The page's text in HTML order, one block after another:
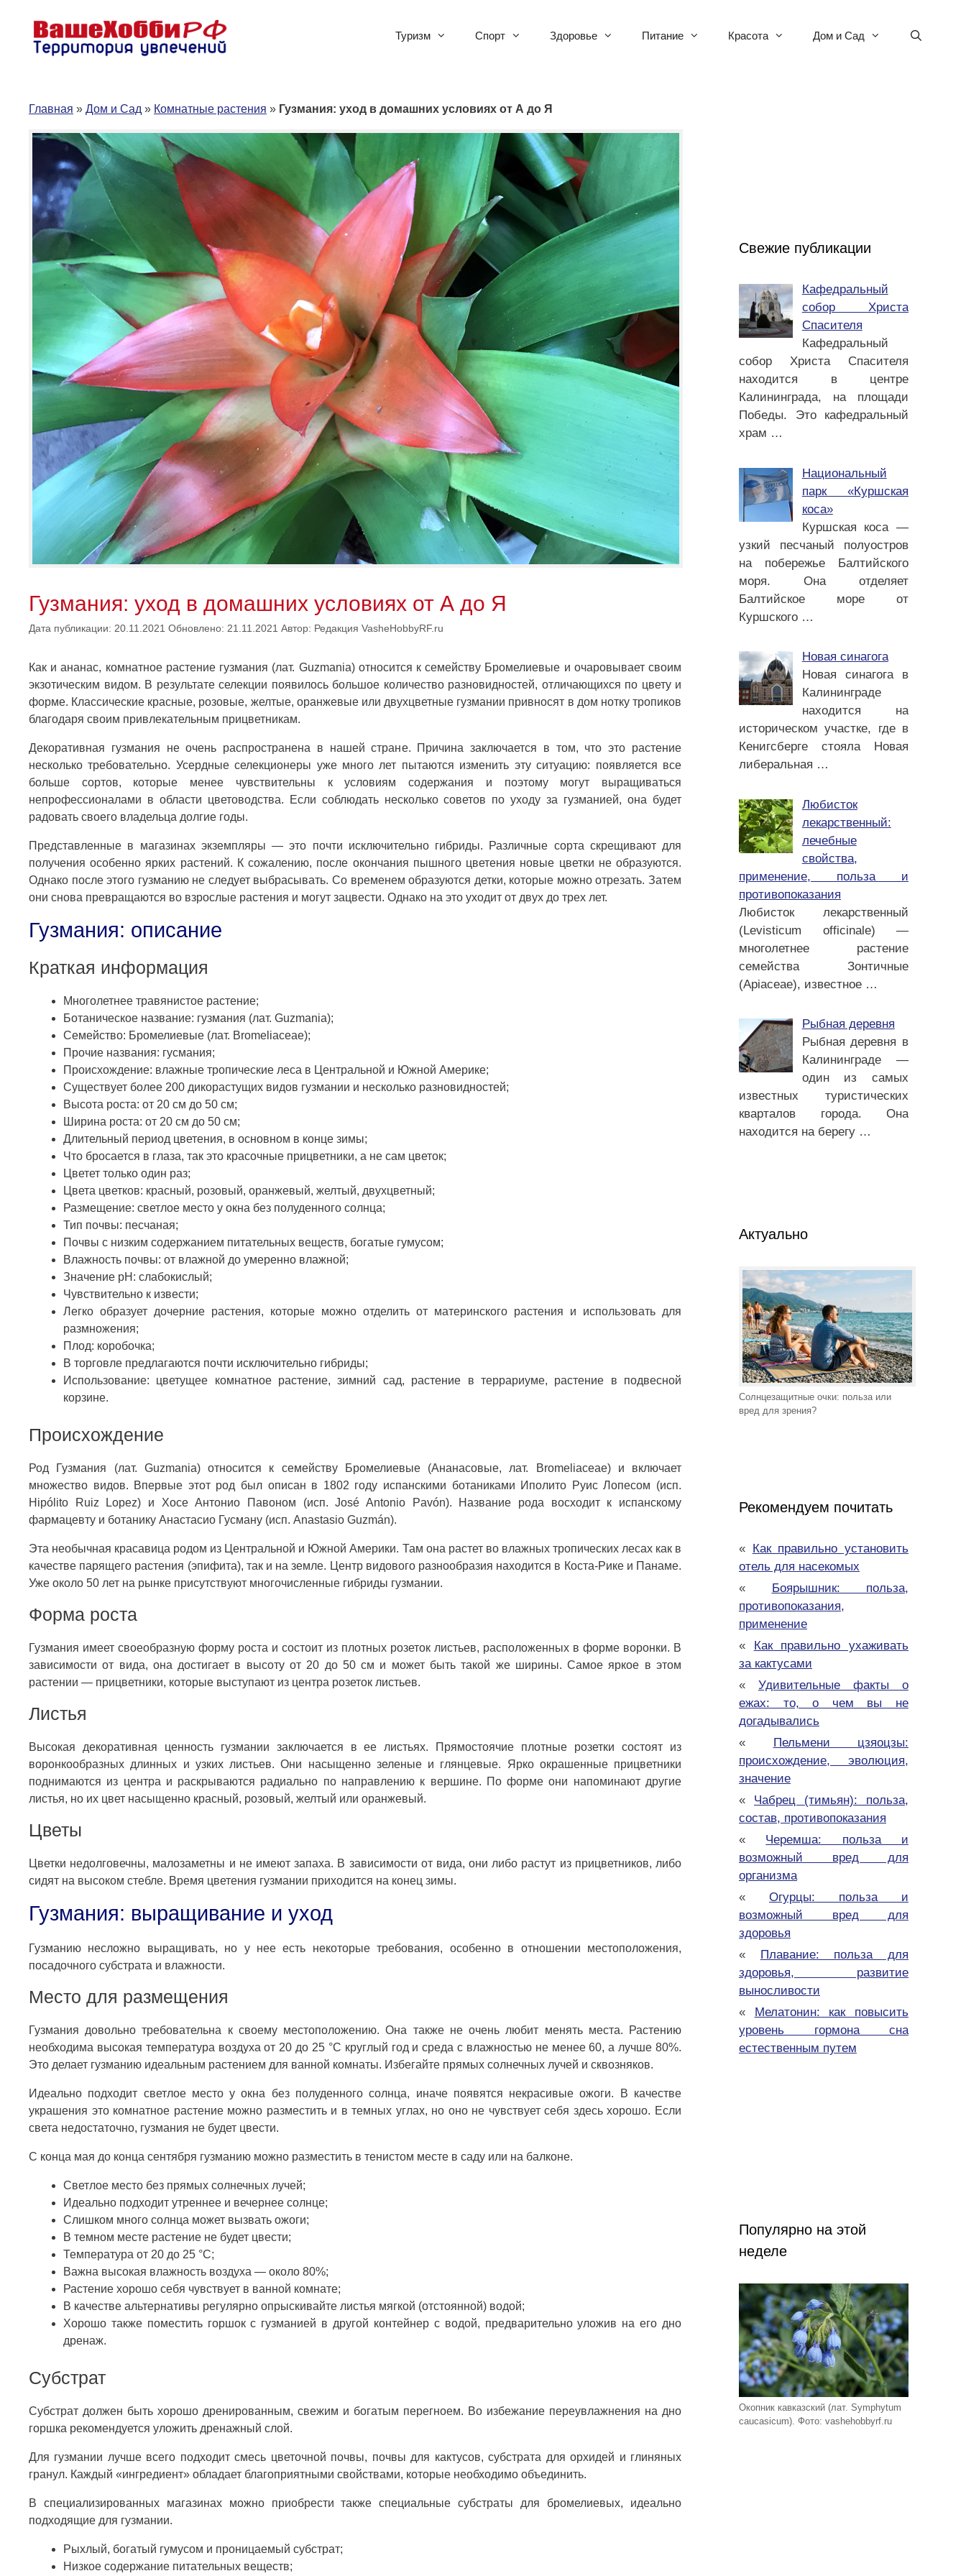
содержимому
Туризм Спорт Здоровье Питание Красота Дом и Сад
Главная » Дом и Сад » Комнатные растения » Гузмания: уход в домашних условиях от А до Я
Гузмания: уход в домашних условиях от А до Я
Дата публикации: 20.11.2021 Обновлено: 21.11.2021 Автор: Редакция VasheHobbyRF.ru
Как и ананас, комнатное растение гузмания (лат. Guzmania) относится к семейству Бромелиевые и очаровывает своим
экзотическим видом. В результате селекции появилось большое количество разновидностей, отличающихся по цвету и
форме. Классические красные, розовые, желтые, оранжевые или двухцветные гузмании привносят в дом нотку тропиков
благодаря своим привлекательным прицветникам.
Декоративная гузмания не очень распространена в нашей стране. Причина заключается в том, что это растение
несколько требовательно. Усердные селекционеры уже много лет пытаются изменить эту ситуацию: появляется все
больше сортов, которые менее чувствительны к условиям содержания и поэтому могут выращиваться
непрофессионалами в области цветоводства. Если соблюдать несколько советов по уходу за гузманией, она будет
радовать своего владельца долгие годы.
Представленные в магазинах экземпляры — это почти исключительно гибриды. Различные сорта скрещивают для
получения особенно ярких растений. К сожалению, после окончания пышного цветения новые цветки не образуются.
Однако после этого гузманию не следует выбрасывать. Со временем образуются детки, которые можно отрезать. Затем
они снова превращаются во взрослые растения и могут зацвести. Однако на это уходит от двух до трех лет.
Гузмания: описание
Краткая информация
Многолетнее травянистое растение;
Ботаническое название: гузмания (лат. Guzmania);
Семейство: Бромелиевые (лат. Bromeliaceae);
Прочие названия: гусмания;
Происхождение: влажные тропические леса в Центральной и Южной Америке;
Существует более 200 дикорастущих видов гузмании и несколько разновидностей;
Высота роста: от 20 см до 50 см;
Ширина роста: от 20 см до 50 см;
Длительный период цветения, в основном в конце зимы;
Что бросается в глаза, так это красочные прицветники, а не сам цветок;
Цветет только один раз;
Цвета цветков: красный, розовый, оранжевый, желтый, двухцветный;
Размещение: светлое место у окна без полуденного солнца;
Тип почвы: песчаная;
Почвы с низким содержанием питательных веществ, богатые гумусом;
Влажность почвы: от влажной до умеренно влажной;
Значение pH: слабокислый;
Чувствительно к извести;
Легко образует дочерние растения, которые можно отделить от материнского растения и использовать для
размножения;
Плод: коробочка;
В торговле предлагаются почти исключительно гибриды;
Использование: цветущее комнатное растение, зимний сад, растение в террариуме, растение в подвесной
корзине.
Происхождение
Род Гузмания (лат. Guzmania) относится к семейству Бромелиевые (Ананасовые, лат. Bromeliaceae) и включает
множество видов. Впервые этот род был описан в 1802 году испанскими ботаниками Иполито Руис Лопесом (исп.
Hipólito Ruiz Lopez) и Хосе Антонио Павоном (исп. José Antonio Pavón). Название рода восходит к испанскому
фармацевту и ботанику Анастасио Гусману (исп. Anastasio Guzmán).
Эта необычная красавица родом из Центральной и Южной Америки. Там она растет во влажных тропических лесах как в
качестве парящего растения (эпифита), так и на земле. Центр видового разнообразия находится в Коста-Рике и Панаме.
Уже около 50 лет на рынке присутствуют многочисленные гибриды гузмании.
Форма роста
Гузмания имеет своеобразную форму роста и состоит из плотных розеток листьев, расположенных в форме воронки. В
зависимости от вида, она достигает в высоту от 20 до 50 см и может быть такой же ширины. Самое яркое в этом
растении — прицветники, которые выступают из центра розеток листьев.
Листья
Высокая декоративная ценность гузмании заключается в ее листьях. Прямостоячие плотные розетки состоят из
воронкообразных длинных и узких листьев. Они насыщенно зеленые и глянцевые. Ярко окрашенные прицветники
поднимаются из центра и раскрываются радиально по направлению к вершине. По форме они напоминают другие
листья, но их цвет насыщенно красный, розовый, желтый или оранжевый.
Цветы
Цветки недолговечны, малозаметны и не имеют запаха. В зависимости от вида, они либо растут из прицветников, либо
сидят на высоком стебле. Время цветения гузмании приходится на конец зимы.
Гузмания: выращивание и уход
Гузманию несложно выращивать, но у нее есть некоторые требования, особенно в отношении местоположения,
посадочного субстрата и влажности.
Место для размещения
Гузмания довольно требовательна к своему местоположению. Она также не очень любит менять места. Растению
необходима высокая температура воздуха от 20 до 25 °C круглый год и среда с влажностью не менее 60, а лучше 80%.
Это делает гузманию идеальным растением для ванной комнаты. Избегайте прямых солнечных лучей и сквозняков.
Идеально подходит светлое место у окна без полуденного солнца, иначе появятся некрасивые ожоги. В качестве
украшения это комнатное растение можно разместить и в темных углах, но оно не чувствует себя здесь хорошо. Если
света недостаточно, гузмания не будет цвести.
С конца мая до конца сентября гузманию можно разместить в тенистом месте в саду или на балконе.
Светлое место без прямых солнечных лучей;
Идеально подходит утреннее и вечернее солнце;
Слишком много солнца может вызвать ожоги;
В темном месте растение не будет цвести;
Температура от 20 до 25 °C;
Важна высокая влажность воздуха — около 80%;
Растение хорошо себя чувствует в ванной комнате;
В качестве альтернативы регулярно опрыскивайте листья мягкой (отстоянной) водой;
Хорошо также поместить горшок с гузманией в другой контейнер с водой, предварительно уложив на его дно
дренаж.
Субстрат
Субстрат должен быть хорошо дренированным, свежим и богатым перегноем. Во избежание переувлажнения на дно
горшка рекомендуется уложить дренажный слой.
Для гузмании лучше всего подходит смесь цветочной почвы, почвы для кактусов, субстрата для орхидей и глиняных
гранул. Каждый «ингредиент» обладает благоприятными свойствами, которые необходимо объединить.
В специализированных магазинах можно приобрести также специальные субстраты для бромелиевых, идеально
подходящие для гузмании.
Рыхлый, богатый гумусом и проницаемый субстрат;
Низкое содержание питательных веществ;
Свежие публикации
Кафедральный
собор Христа
Спасителя
Кафедральный
собор Христа Спасителя
находится в центре
Калининграда, на площади
Победы. Это кафедральный
храм …
Национальный
парк «Куршская
коса»
Куршская коса —
узкий песчаный полуостров
на побережье Балтийского
моря. Она отделяет
Балтийское море от
Куршского …
Новая синагога
Новая синагога в
Калининграде
находится на
историческом участке, где в
Кенигсберге стояла Новая
либеральная …
Любисток
лекарственный:
лечебные
свойства,
применение, польза и
противопоказания
Любисток лекарственный
(Levisticum officinale) —
многолетнее растение
семейства Зонтичные
(Apiaceae), известное …
Рыбная деревня
Рыбная деревня в
Калининграде —
один из самых
известных туристических
кварталов города. Она
находится на берегу …
Актуально
Солнцезащитные очки: польза или
вред для зрения?
Рекомендуем почитать
«
Как правильно установить
отель для насекомых
«
Боярышник: польза,
противопоказания,
применение
«
Как правильно ухаживать
за кактусами
« Удивительные факты о
ежах: то, о чем вы не
догадывались
«
Пельмени цзяоцзы:
происхождение, эволюция,
значение
« Чабрец (тимьян): польза,
состав, противопоказания
« Черемша: польза и
возможный вред для
организма
« Огурцы: польза и
возможный вред для
здоровья
«
Плавание: польза для
здоровья, развитие
выносливости
«
Мелатонин: как повысить
уровень гормона сна
естественным путем
Популярно на этой
неделе
Окопник кавказский (лат. Symphytum
caucasicum). Фото: vashehobbyrf.ru